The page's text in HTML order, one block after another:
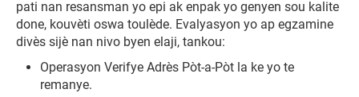
pati nan resansman yo epi ak enpak yo genyen sou kalite
done, kouvèti oswa toulède. Evalyasyon yo ap egzamine
divès sijè nan nivo byen elaji, tankou:
Operasyon Verifye Adrès Pòt-a-Pòt la ke yo te
remanye.